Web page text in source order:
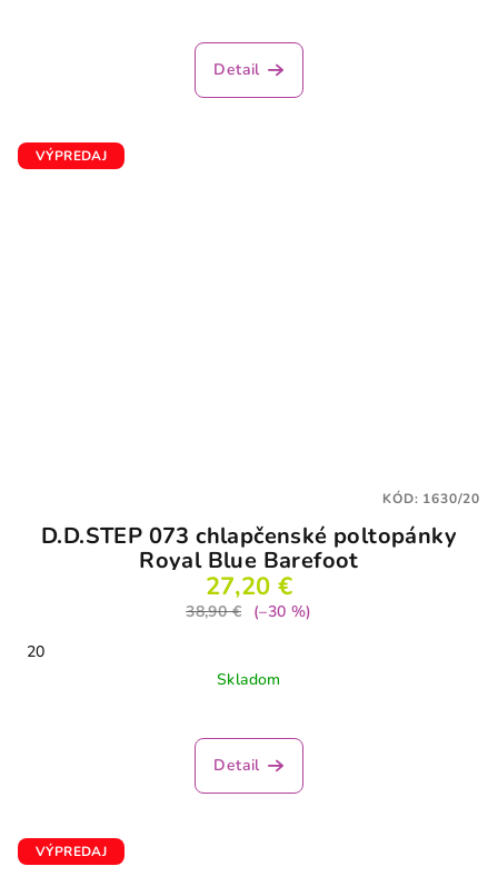
Detail
VÝPREDAJ
D.D.STEP 073 chlapčenské poltopánky
Royal Blue Barefoot
27,20 €
38,90 €
(–30 %)
20
Skladom
Detail
KÓD: 1630/20
VÝPREDAJ